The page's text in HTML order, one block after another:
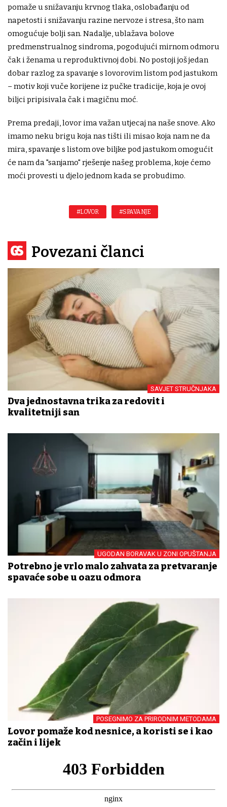
pomaže u snižavanju krvnog tlaka, oslobađanju od
napetosti i snižavanju razine nervoze i stresa, što nam
omogućuje bolji san. Nadalje, ublažava bolove
predmenstrualnog sindroma, pogodujući mirnom odmoru
čak i ženama u reproduktivnoj dobi. No postoji još jedan
dobar razlog za spavanje s lovorovim listom pod jastukom
– motiv koji vuče korijene iz pučke tradicije, koja je ovoj
biljci pripisivala čak i magičnu moć.
Prema predaji, lovor ima važan utjecaj na naše snove. Ako
imamo neku brigu koja nas tišti ili misao koja nam ne da
mira, spavanje s listom ove biljke pod jastukom omogućit
će nam da "sanjamo" rješenje našeg problema, koje ćemo
moći provesti u djelo jednom kada se probudimo.
#LOVOR #SPAVANJE
Povezani članci
SAVJET STRUČNJAKA
Dva jednostavna trika za redovit i
kvalitetniji san
UGODAN BORAVAK U ZONI OPUŠTANJA
Potrebno je vrlo malo zahvata za pretvaranje
spavaće sobe u oazu odmora
POSEGNIMO ZA PRIRODNIM METODAMA
Lovor pomaže kod nesnice, a koristi se i kao
začin i lijek